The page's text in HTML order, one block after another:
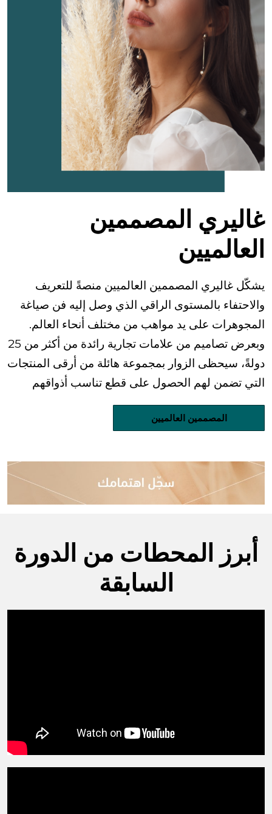
غاليري المصممين
العالميين
يشكّل غاليري المصممين العالميين منصةً للتعريف
والاحتفاء بالمستوى الراقي الذي وصل إليه فن صياغة
المجوهرات على يد مواهب من مختلف أنحاء العالم.
وبعرض تصاميم من علامات تجارية رائدة من أكثر من 25
دولةً، سيحظى الزوار بمجموعة هائلة من أرقى المنتجات
التي تضمن لهم الحصول على قطع تناسب أذواقهم
المصممين العالميين
أبرز المحطات من الدورة
السابقة